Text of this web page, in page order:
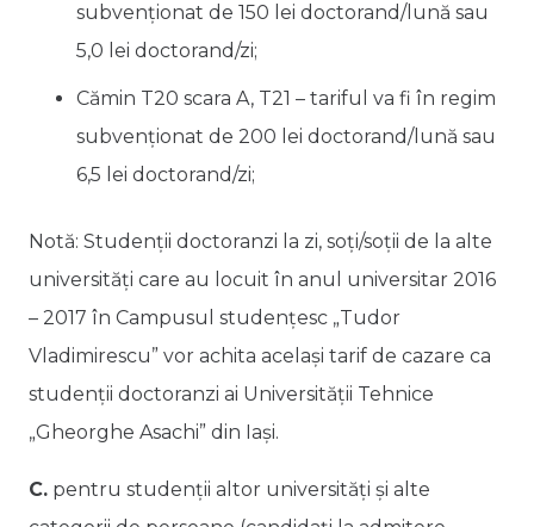
subvenţionat de 150 lei doctorand/lună sau
5,0 lei doctorand/zi;
Cămin T20 scara A, T21 – tariful va fi în regim
subvenţionat de 200 lei doctorand/lună sau
6,5 lei doctorand/zi;
Notă: Studenţii doctoranzi la zi, soți/soții de la alte
universităţi care au locuit în anul universitar 2016
– 2017 în Campusul studențesc „Tudor
Vladimirescu” vor achita același tarif de cazare ca
studenții doctoranzi ai Universității Tehnice
„Gheorghe Asachi” din Iași.
C. pentru studenții altor universități și alte